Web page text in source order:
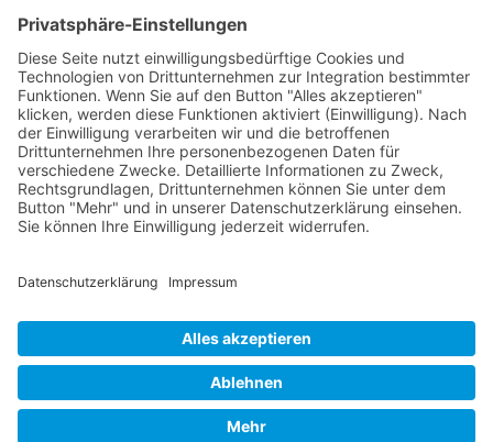
05021-8650320
Diese E-Mail-Adresse ist vor Spambots geschützt! Zur Anzeige
muss JavaScript eingeschaltet sein.
Wir sind Mitglied
Impressum
Login